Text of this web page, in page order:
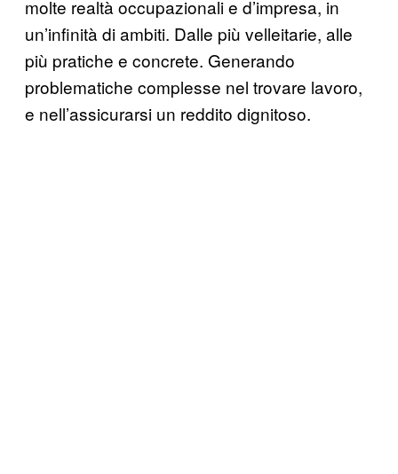
molte realtà occupazionali e d’impresa, in
un’infinità di ambiti. Dalle più velleitarie, alle
più pratiche e concrete. Generando
problematiche complesse nel trovare lavoro,
e nell’assicurarsi un reddito dignitoso.